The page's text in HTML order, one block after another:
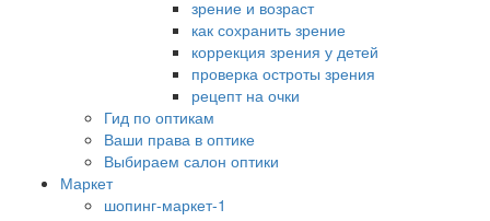
зрение и возраст
как сохранить зрение
коррекция зрения у детей
проверка остроты зрения
рецепт на очки
Гид по оптикам
Ваши права в оптике
Выбираем салон оптики
Маркет
шопинг-маркет-1